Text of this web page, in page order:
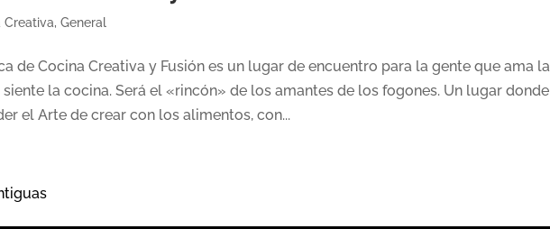
Creativa,General
de Cocina Creativa y Fusión es un lugar de encuentro para la gente que ama la
la cocina. Será el «rincón» de los amantes de los fogones. Un lugar donde
el Arte de crear con los alimentos, con...